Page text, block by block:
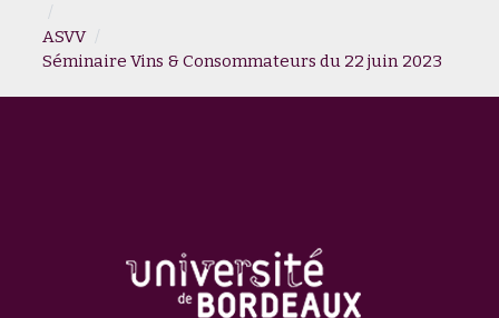
ASVV
Séminaire Vins & Consommateurs du 22 juin 2023